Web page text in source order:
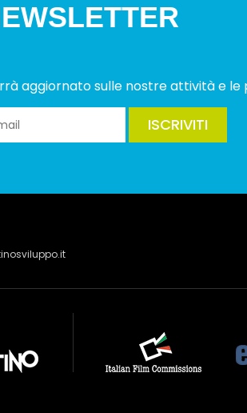
aggiornato sulle nostre attività e le
ISCRIVITI